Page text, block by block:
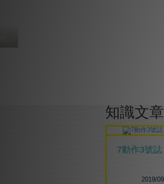
知識文章
7動作3號
2019/